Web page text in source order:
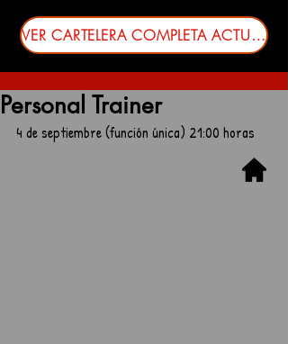
VER CARTELERA COMPLETA ACTUALIZADA
Personal Trainer
4 de septiembre (función única) 21:00 horas